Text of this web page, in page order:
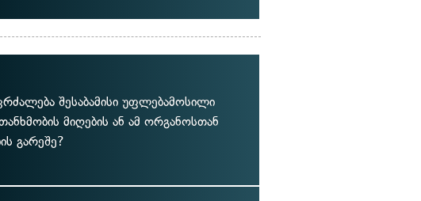
შესაბამისი უფლებამოსილი
მიღების ან ამ ორგანოსთან
გარეშე?